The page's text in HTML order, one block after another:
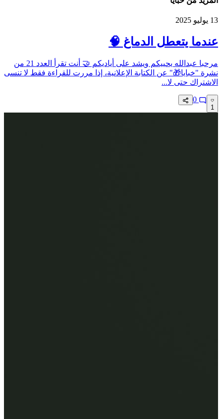
13 يوليو 2025
عندما يتعطل الدماغ 🧠
مرحبا عبدالله يحييكم ويشد على أياديكم 🤝 أنت تقرأ العدد 21 من
نشرة "خبايا🎁" عن الكتابة الإعلانية، إذا مررت للقراءة فقط لا تنسى
الاشتراك حتى لا...
1